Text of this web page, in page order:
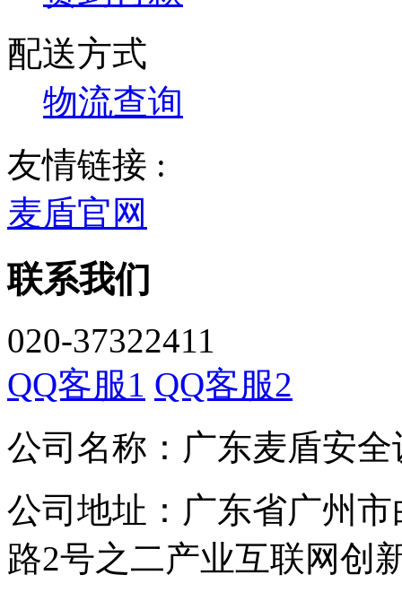
配送方式
物流查询
友情链接 :
麦盾官网
联系我们
020-37322411
QQ客服1 QQ客服2
公司名称：广东麦盾安
公司地址：广东省广州
路2号之二产业互联网创